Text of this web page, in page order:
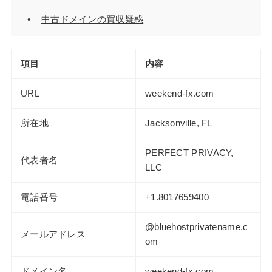
中古ドメインの買収疑惑
項目 内容
URL weekend-fx.com
所在地 Jacksonville, FL
代表者名
PERFECT PRIVACY,
LLC
電話番号 +1.8017659400
メールアドレス
@bluehostprivatename.c
om